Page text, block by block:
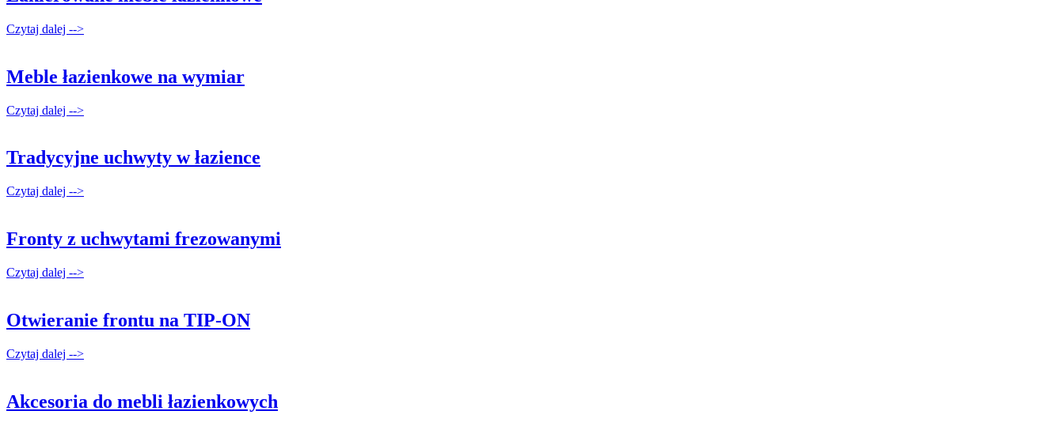
Czytaj dalej -->
Meble łazienkowe na wymiar
Czytaj dalej -->
Tradycyjne uchwyty w łazience
Czytaj dalej -->
Fronty z uchwytami frezowanymi
Czytaj dalej -->
Otwieranie frontu na TIP-ON
Czytaj dalej -->
Akcesoria do mebli łazienkowych